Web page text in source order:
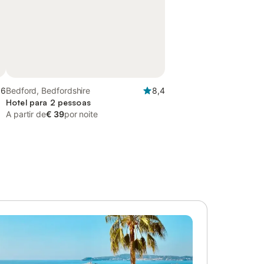
Bedford, Bedfordshire
8,4
Hotel para 2 pessoas
A partir de€ 39por noite